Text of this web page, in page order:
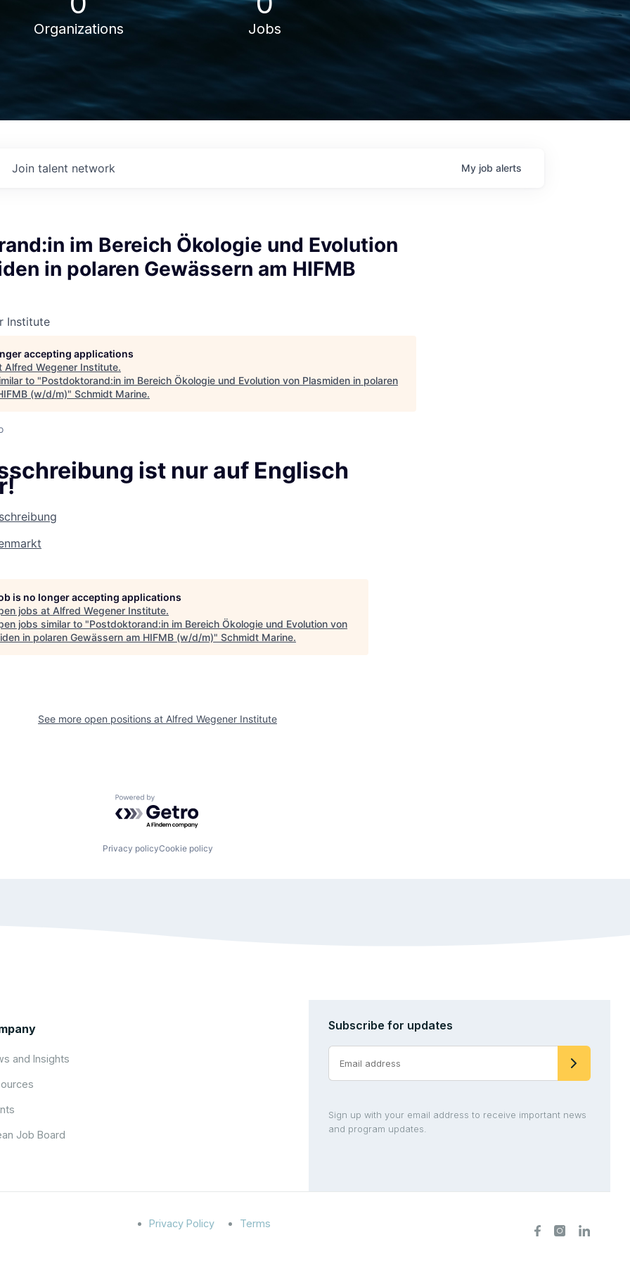
Organizations Jobs
Join talent network My job alerts
im Bereich Ökologie und Evolution
in polaren Gewässern am HIFMB
Institute
accepting applications
Alfred Wegener Institute.
to "Postdoktorand:in im Bereich Ökologie und Evolution von Plasmiden in polaren
(w/d/m)" Schmidt Marine.
ist nur auf Englisch
is no longer accepting applications
jobs at Alfred Wegener Institute.
jobs similar to "Postdoktorand:in im Bereich Ökologie und Evolution von
in polaren Gewässern am HIFMB (w/d/m)" Schmidt Marine.
See more open positions at Alfred Wegener Institute
Powered by Getro.com
Privacy policyCookie policy
and Insights
Job Board
Subscribe for updates
Sign up with your email address to receive important news
and program updates.
Privacy Policy Terms